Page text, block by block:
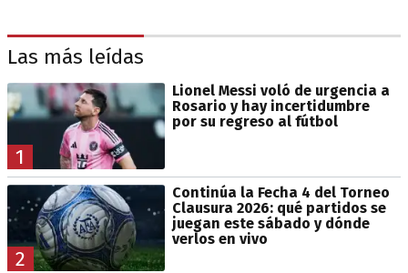
Las más leídas
1
Lionel Messi voló de urgencia a
Rosario y hay incertidumbre
por su regreso al fútbol
2
Continúa la Fecha 4 del Torneo
Clausura 2026: qué partidos se
juegan este sábado y dónde
verlos en vivo